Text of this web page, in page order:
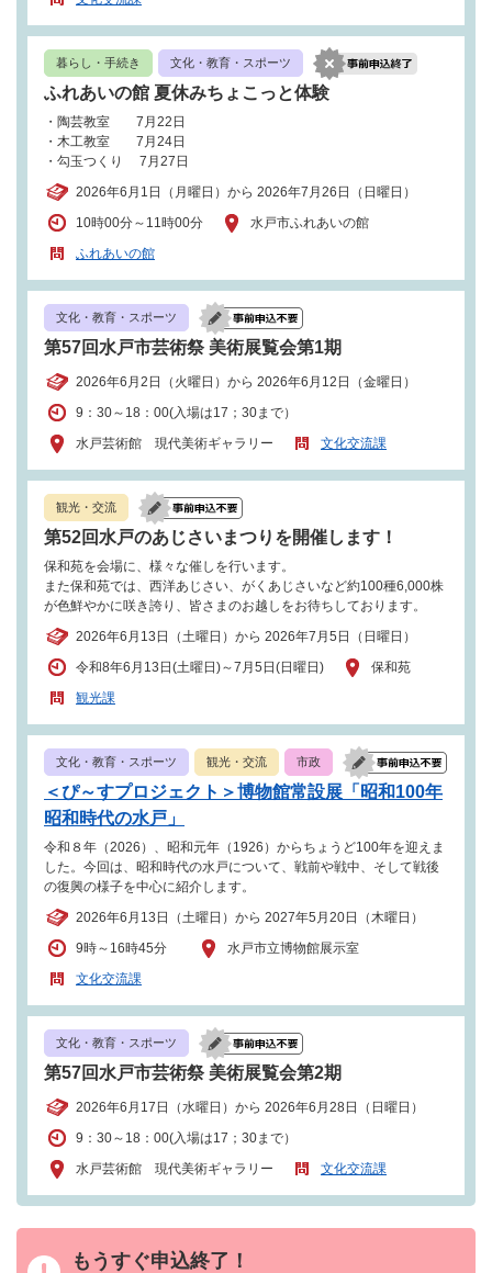
暮らし・手続き 文化・教育・スポーツ
ふれあいの館 夏休みちょこっと体験
・陶芸教室 7月22日
・木工教室 7月24日
・勾玉つくり 7月27日
2026年6月1日（月曜日）から 2026年7月26日（日曜日）
10時00分～11時00分
水戸市ふれあいの館
ふれあいの館
文化・教育・スポーツ
第57回水戸市芸術祭 美術展覧会第1期
2026年6月2日（火曜日）から 2026年6月12日（金曜日）
9：30～18：00(入場は17；30まで）
水戸芸術館 現代美術ギャラリー
文化交流課
観光・交流
第52回水戸のあじさいまつりを開催します！
保和苑を会場に、様々な催しを行います。
また保和苑では、西洋あじさい、がくあじさいなど約100種6,000株
が色鮮やかに咲き誇り、皆さまのお越しをお待ちしております。
2026年6月13日（土曜日）から 2026年7月5日（日曜日）
令和8年6月13日(土曜日)～7月5日(日曜日)
保和苑
観光課
文化・教育・スポーツ 観光・交流 市政
＜ぴ～すプロジェクト＞博物館常設展「昭和100年
昭和時代の水戸」
令和８年（2026）、昭和元年（1926）からちょうど100年を迎えま
した。今回は、昭和時代の水戸について、戦前や戦中、そして戦後
の復興の様子を中心に紹介します。
2026年6月13日（土曜日）から 2027年5月20日（木曜日）
9時～16時45分
水戸市立博物館展示室
文化交流課
文化・教育・スポーツ
第57回水戸市芸術祭 美術展覧会第2期
2026年6月17日（水曜日）から 2026年6月28日（日曜日）
9：30～18：00(入場は17；30まで）
水戸芸術館 現代美術ギャラリー
文化交流課
もうすぐ申込終了！